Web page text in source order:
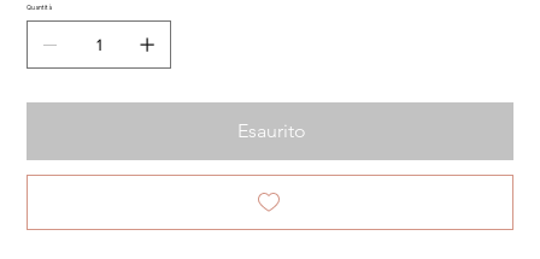
Quantità
Esaurito